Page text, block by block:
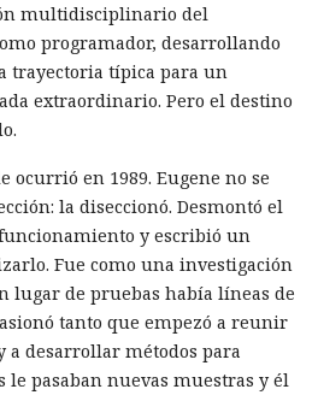
multidisciplinario del
programador, desarrollando
trayectoria típica para un
extraordinario. Pero el destino
ocurrió en 1989. Eugene no se
la diseccionó. Desmontó el
y escribió un
Fue como una investigación
lugar de pruebas había líneas de
tanto que empezó a reunir
a desarrollar métodos para
le pasaban nuevas muestras y él